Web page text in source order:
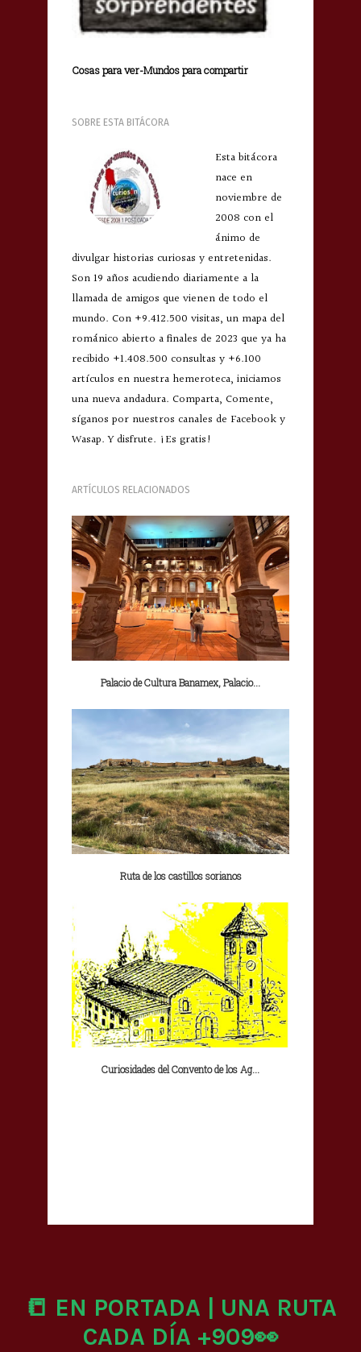
Cosas para ver-Mundos para compartir
SOBRE ESTA BITÁCORA
Esta bitácora
nace en
noviembre de
2008 con el
ánimo de
divulgar historias curiosas y entretenidas.
Son 19 años acudiendo diariamente a la
llamada de amigos que vienen de todo el
mundo. Con +9.412.500 visitas, un mapa del
románico abierto a finales de 2023 que ya ha
recibido +1.408.500 consultas y +6.100
artículos en nuestra hemeroteca, iniciamos
una nueva andadura. Comparta, Comente,
síganos por nuestros canales de Facebook y
Wasap. Y disfrute. ¡Es gratis!
ARTÍCULOS RELACIONADOS
Palacio de Cultura Banamex, Palacio...
Ruta de los castillos sorianos
Curiosidades del Convento de los Ag...
📒 EN PORTADA | UNA RUTA
CADA DÍA +909👀